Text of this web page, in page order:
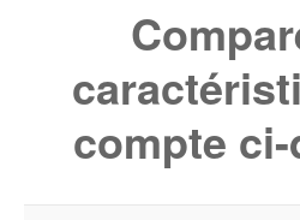
compte